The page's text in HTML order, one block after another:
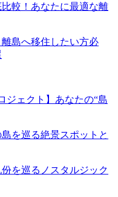
較！あなたに最適な離
離島へ移住したい方必
ジェクト】あなたの“島
を巡る絶景スポットと
を巡るノスタルジック